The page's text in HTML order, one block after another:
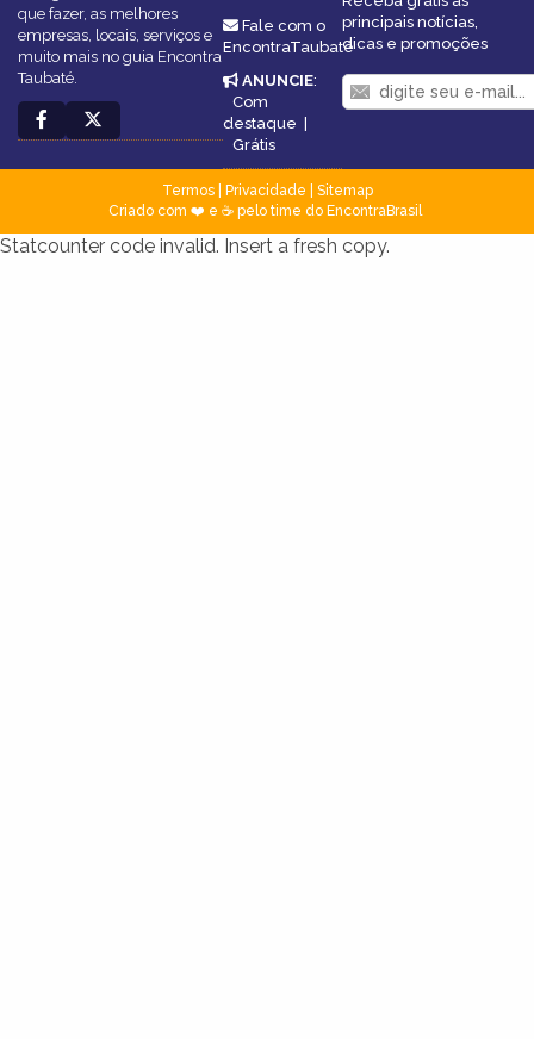
que fazer, as melhores
empresas, locais, serviços e
muito mais no guia Encontra
Taubaté.
Fale com o
EncontraTaubaté
ANUNCIE:
Com
destaque |
Grátis
principais notícias,
dicas e promoções
Termos| Privacidade
Sitemap
Criado com ❤️ e ☕ pelo time do EncontraBrasil
Statcounter code invalid. Insert a fresh copy.